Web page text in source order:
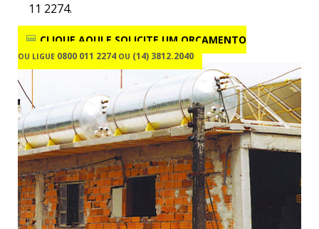
11 2274.
CLIQUE AQUI E SOLICITE UM ORÇAMENTO
OU LIGUE 0800 011 2274 OU (14) 3812.2040